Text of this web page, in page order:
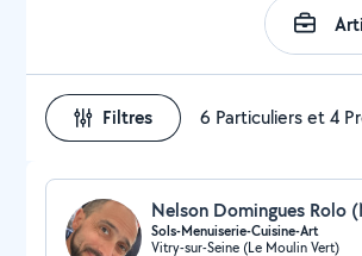
Filtres 6 Particuliers et 4
Sols-Menuiserie-Cuisine-Art
Vitry-sur-Seine (Le Moulin Vert)